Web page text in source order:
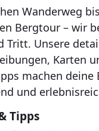
Wanderweg
Bergtour – wir
Tritt. Unsere
Karten
machen deine
und
Tipps